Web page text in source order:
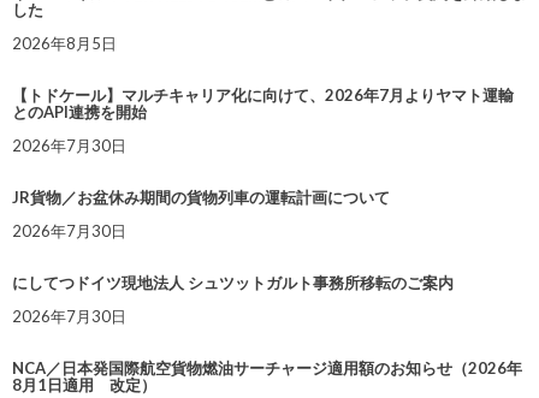
した
2026年8月5日
【トドケール】マルチキャリア化に向けて、2026年7月よりヤマト運輸
とのAPI連携を開始
2026年7月30日
JR貨物／お盆休み期間の貨物列車の運転計画について
2026年7月30日
にしてつドイツ現地法人 シュツットガルト事務所移転のご案内
2026年7月30日
NCA／日本発国際航空貨物燃油サーチャージ適用額のお知らせ（2026年
8月1日適用 改定）